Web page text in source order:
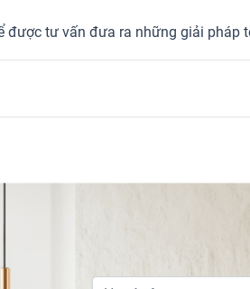
được tư vấn đưa ra những giải pháp